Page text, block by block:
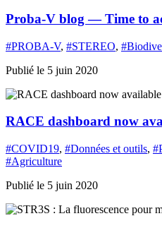
Proba-V blog — Time to
#PROBA-V, #STEREO,
Publié le 5 juin 2020
RACE dashboard now
#COVID19, #Données et outils,
#Agriculture
Publié le 5 juin 2020